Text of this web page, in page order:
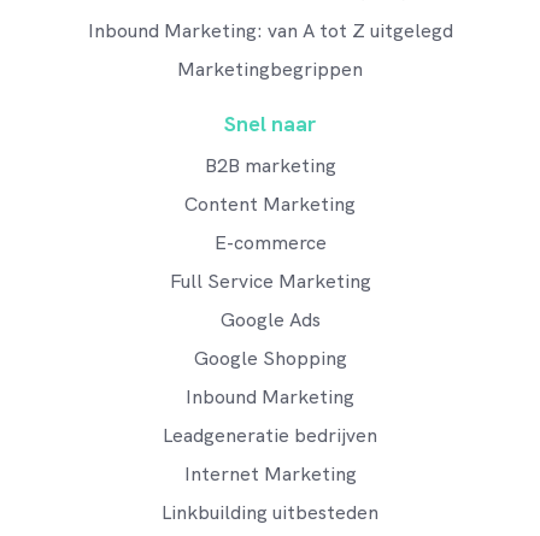
Inbound Marketing: van A tot Z uitgelegd
Marketingbegrippen
Snel naar
B2B marketing
Content Marketing
E-commerce
Full Service Marketing
Google Ads
Google Shopping
Inbound Marketing
Leadgeneratie bedrijven
Internet Marketing
Linkbuilding uitbesteden